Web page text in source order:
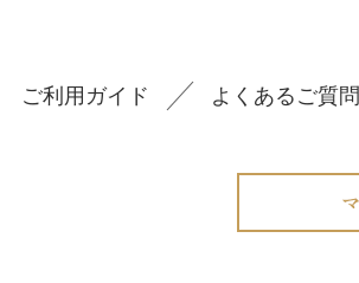
ご利用ガイド よくあるご質問